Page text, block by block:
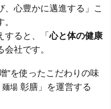
、心豊かに邁進する」こ
すると、「心と体の健康
会社です。
を使ったこだわりの味
麺場 彰膳」を運営する